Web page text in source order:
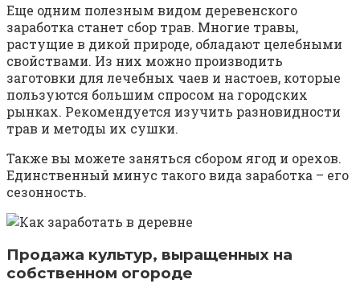
Еще одним полезным видом деревенского
заработка станет сбор трав. Многие травы,
растущие в дикой природе, обладают целебными
свойствами. Из них можно производить
заготовки для лечебных чаев и настоев, которые
пользуются большим спросом на городских
рынках. Рекомендуется изучить разновидности
трав и методы их сушки.
Также вы можете заняться сбором ягод и орехов.
Единственный минус такого вида заработка – его
сезонность.
Продажа культур, выращенных на
собственном огороде